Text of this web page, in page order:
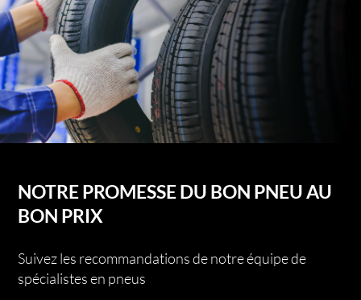
NOTRE PROMESSE DU BON PNEU AU
BON PRIX
Suivez les recommandations de notre équipe de
spécialistes en pneus